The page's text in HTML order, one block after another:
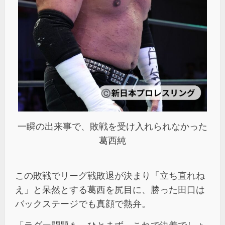
一瞬の出来事で、敗戦を受け入れられなかった
葛西純
この敗戦でリーグ戦敗退が決まり「立ち直れね
え」と呆然とする葛西を尻目に、勝った田口は
バックステージでも真顔で熱弁。